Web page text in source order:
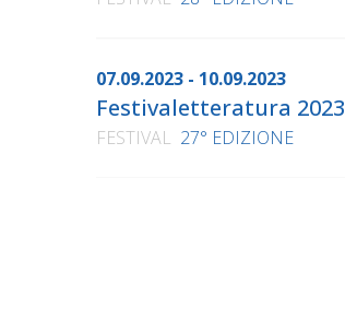
07.09.2023 - 10.09.2023
Festivaletteratura 2023
FESTIVAL 27° EDIZIONE